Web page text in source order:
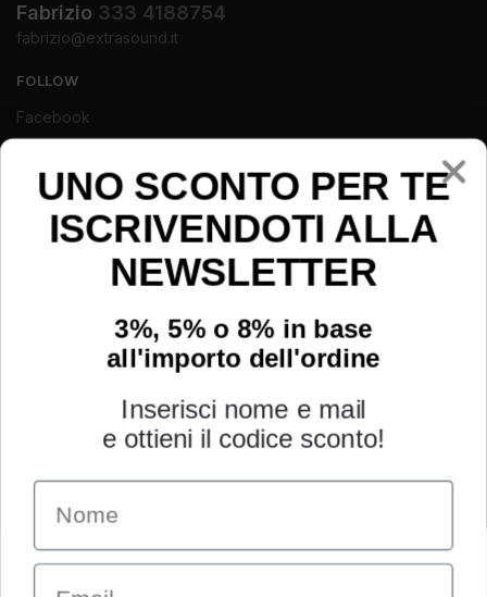
Fabrizio 333 4188754
fabrizio@extrasound.it
FOLLOW
Facebook
Instagram
Youtube
INFORMAZIONI
Chi siamo
Condizioni generali
UNO SCONTO PER TE
ISCRIVENDOTI ALLA
NEWSLETTER
3%, 5% o 8% in base
all'importo dell'ordine
Inserisci nome e mail
e ottieni il codice sconto!
Name
Email